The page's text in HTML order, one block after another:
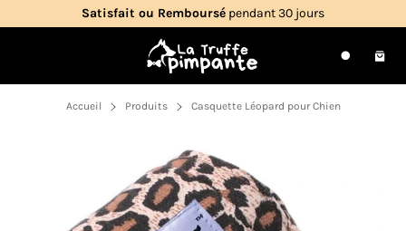
Satisfait ou Remboursé pendant 30 jours
Recherche
Accueil Produits Casquette Léopard pour Chien